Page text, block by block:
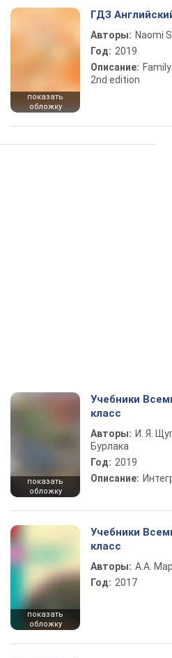
показать
обложку
ГДЗ
Авторы: Naomi
Год: 2019
Описание:
2nd edition
показать
обложку
Учебники
класс
Авторы: И. Я.
Бурлака
Год: 2019
Описание:
показать
обложку
Учебники
класс
Авторы: А.А.
Год: 2017